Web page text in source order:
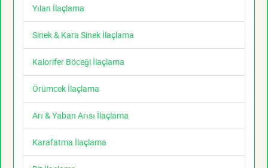
Yılan İlaçlama
Sinek & Kara Sinek İlaçlama
Kalorifer Böceği İlaçlama
Örümcek İlaçlama
Arı & Yaban Arısı İlaçlama
Karafatma İlaçlama